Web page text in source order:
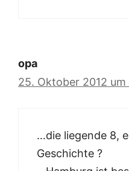
opa
25. Oktober 2012
…die liegende 8,
Geschichte ?